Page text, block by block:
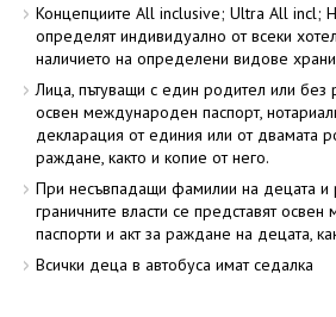
Концепциите All inclusive; Ultra All incl;
определят индивидуално от всеки
наличието на определени видове храни,
Лица, пътуващи с един родител или без
освен международен паспорт,
декларация от единия или от двамата
раждане, както и копие от него.
При несъвпадащи фамилии на децата и
граничните власти се представят
паспорти и акт за раждане на децата,
Всички деца в автобуса имат седалка